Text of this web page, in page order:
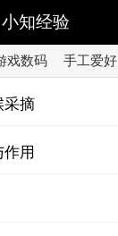
小知经验
戏数码 手工爱好
采摘
用